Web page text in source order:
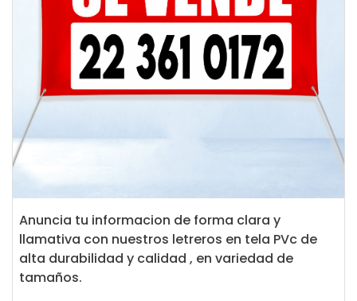
Anuncia tu informacion de forma clara y
llamativa con nuestros letreros en tela PVc de
alta durabilidad y calidad , en variedad de
tamaños.